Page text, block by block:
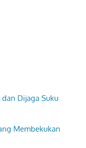
Dijaga Suku
Membekukan